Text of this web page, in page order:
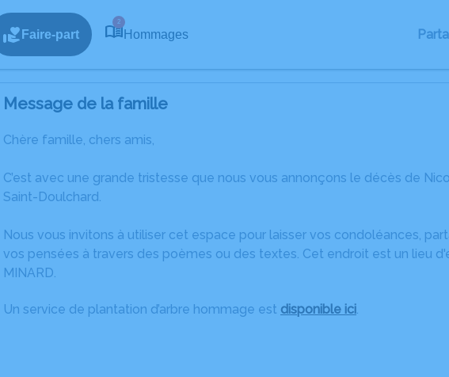
Faire-part
2
Hommages
Message de la famille
Chère famille, chers amis,
C’est avec une grande tristesse que nous vous annonçons le décès de
Saint-Doulchard.
Nous vous invitons à utiliser cet espace pour laisser vos condoléances,
vos pensées à travers des poèmes ou des textes. Cet endroit est un lieu
MINARD.
Un service de plantation d’arbre hommage est disponible ici.